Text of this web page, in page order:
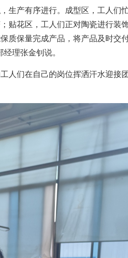
产有序进行。成型区，工人们
贴花区，工人们正对陶瓷进行
质保量完成产品，将产品及时交
理张金钊说。
们在自己的岗位挥洒汗水迎接